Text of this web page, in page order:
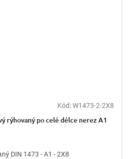
Kód:W1473-2-2X8
rýhovaný po celé délce nerez A1
DIN 1473 - A1 - 2X8